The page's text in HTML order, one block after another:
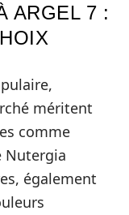
ARGEL 7 :
méritent
comme
Nutergia
également